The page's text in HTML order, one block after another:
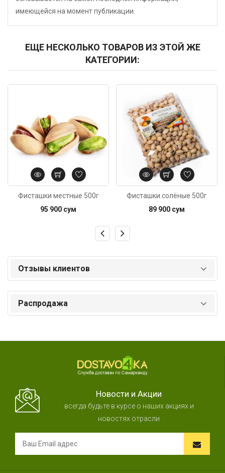
имеющейся на момент публикации.
ЕЩЕ НЕСКОЛЬКО ТОВАРОВ ИЗ ЭТОЙ ЖЕ
КАТЕГОРИИ:
Фисташки местные 500г
95 900 сум
Фисташки солёные 500г
89 900 сум
Отзывы клиентов
Распродажа
Новости и Акции
всегда будьте в курсе о наших акциях и
новостях отрасли